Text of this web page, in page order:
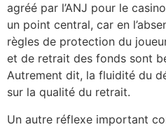
agréé par l’ANJ pour le
un point central, car en
règles de protection du
et de retrait des fonds sont
Autrement dit, la fluidité du
sur la qualité du retrait.
Un autre réflexe important